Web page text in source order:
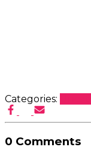
Categories:
0 Comments